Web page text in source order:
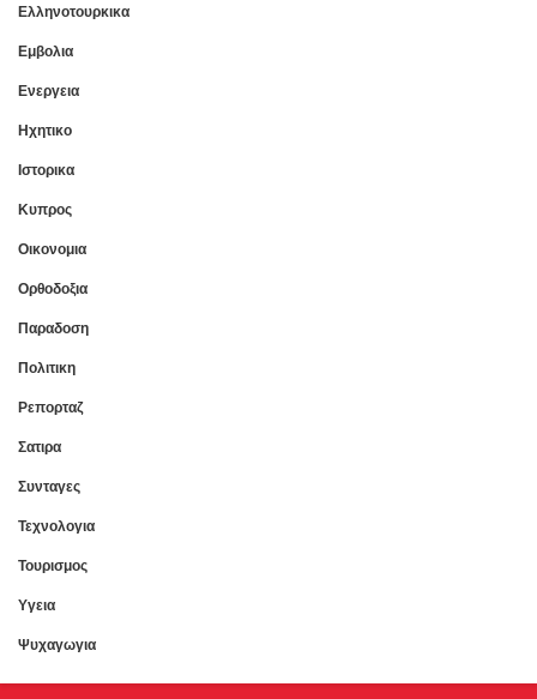
Ελληνοτουρκικα
Εμβολια
Ενεργεια
Ηχητικο
Ιστορικα
Κυπρος
Οικονομια
Ορθοδοξια
Παραδοση
Πολιτικη
Ρεπορταζ
Σατιρα
Συνταγες
Τεχνολογια
Τουρισμος
Υγεια
Ψυχαγωγια